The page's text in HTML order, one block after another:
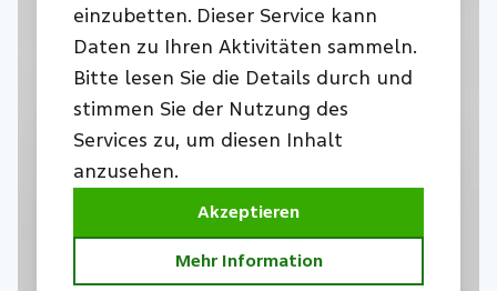
einzubetten. Dieser Service kann
Daten zu Ihren Aktivitäten sammeln.
Bitte lesen Sie die Details durch und
stimmen Sie der Nutzung des
Services zu, um diesen Inhalt
anzusehen.
Akzeptieren
Mehr Information